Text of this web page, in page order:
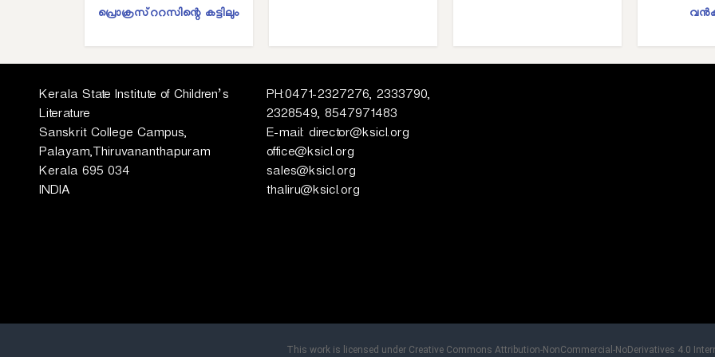
പ്രൊക്രസ്ററസിന്റെ കട്ടിലും
Kerala State Institute of Children’s
Literature
Sanskrit College Campus,
Palayam,Thiruvananthapuram
Kerala 695 034
INDIA
PH:0471-2327276, 2333790,
2328549, 8547971483
E-mail: director@ksicl.org
office@ksicl.org
sales@ksicl.org
thaliru@ksicl.org
This work is licensed under Creative Commons Attribution-NonCommercial-NoDerivatives 4.0